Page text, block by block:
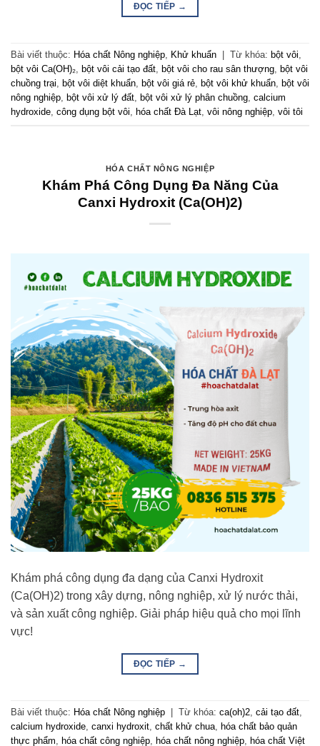
ĐỌC TIẾP →
Bài viết thuộc: Hóa chất Nông nghiệp, Khử khuẩn Từ khóa: bột vôi,
bột vôi Ca(OH)₂, bột vôi cải tạo đất, bột vôi cho rau sân thượng, bột vôi
chuồng trại, bột vôi diệt khuẩn, bột vôi giá rẻ, bột vôi khử khuẩn, bột vôi
nông nghiệp, bột vôi xử lý đất, bột vôi xử lý phân chuồng, calcium
hydroxide, công dụng bột vôi, hóa chất Đà Lạt, vôi nông nghiệp, vôi tôi
HÓA CHẤT NÔNG NGHIỆP
Khám Phá Công Dụng Đa Năng Của
Canxi Hydroxit (Ca(OH)2)
Khám phá công dụng đa dạng của Canxi Hydroxit
(Ca(OH)2) trong xây dựng, nông nghiệp, xử lý nước thải,
và sản xuất công nghiệp. Giải pháp hiệu quả cho mọi lĩnh
vực!
ĐỌC TIẾP →
Bài viết thuộc: Hóa chất Nông nghiệp Từ khóa: ca(oh)2, cải tạo đất,
calcium hydroxide, canxi hydroxit, chất khử chua, hóa chất bảo quản
thực phẩm, hóa chất công nghiệp, hóa chất nông nghiệp, hóa chất Việt